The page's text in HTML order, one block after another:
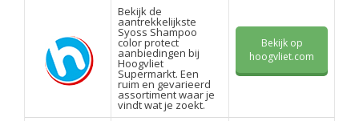
Bekijk de
aantrekkelijkste
Syoss Shampoo
color protect
aanbiedingen bij
Hoogvliet
Supermarkt. Een
ruim en gevarieerd
assortiment waar je
vindt wat je zoekt.
Bekijk op
hoogvliet.com